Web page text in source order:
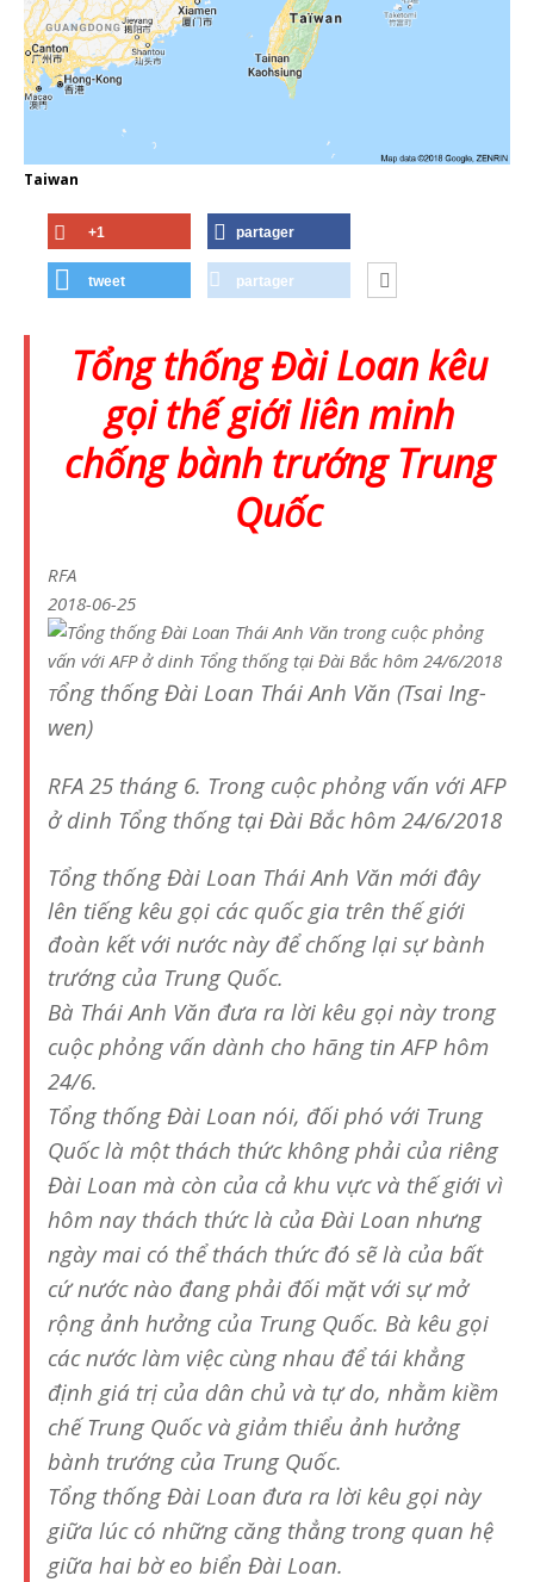
Taiwan
+1 partager
tweet partager
Tổng thống Đài Loan kêu
gọi thế giới liên minh
chống bành trướng Trung
Quốc
RFA
2018-06-25
Tổng thống Đài Loan Thái Anh Văn (Tsai Ing-
wen)
RFA 25 tháng 6. Trong cuộc phỏng vấn với AFP
ở dinh Tổng thống tại Đài Bắc hôm 24/6/2018
Tổng thống Đài Loan Thái Anh Văn mới đây
lên tiếng kêu gọi các quốc gia trên thế giới
đoàn kết với nước này để chống lại sự bành
trướng của Trung Quốc.
Bà Thái Anh Văn đưa ra lời kêu gọi này trong
cuộc phỏng vấn dành cho hãng tin AFP hôm
24/6.
Tổng thống Đài Loan nói, đối phó với Trung
Quốc là một thách thức không phải của riêng
Đài Loan mà còn của cả khu vực và thế giới vì
hôm nay thách thức là của Đài Loan nhưng
ngày mai có thể thách thức đó sẽ là của bất
cứ nước nào đang phải đối mặt với sự mở
rộng ảnh hưởng của Trung Quốc. Bà kêu gọi
các nước làm việc cùng nhau để tái khẳng
định giá trị của dân chủ và tự do, nhằm kiềm
chế Trung Quốc và giảm thiểu ảnh hưởng
bành trướng của Trung Quốc.
Tổng thống Đài Loan đưa ra lời kêu gọi này
giữa lúc có những căng thẳng trong quan hệ
giữa hai bờ eo biển Đài Loan.